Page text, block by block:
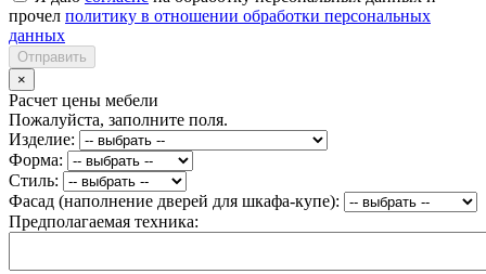
прочел политику в отношении обработки персональных
данных
Отправить
×
Расчет цены мебели
Пожалуйста, заполните поля.
Изделие:
Форма:
Стиль:
Фасад (наполнение дверей для шкафа-купе):
Предполагаемая техника: